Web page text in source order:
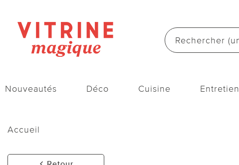
Nouveautés Déco Cuisine Entretien
Accueil